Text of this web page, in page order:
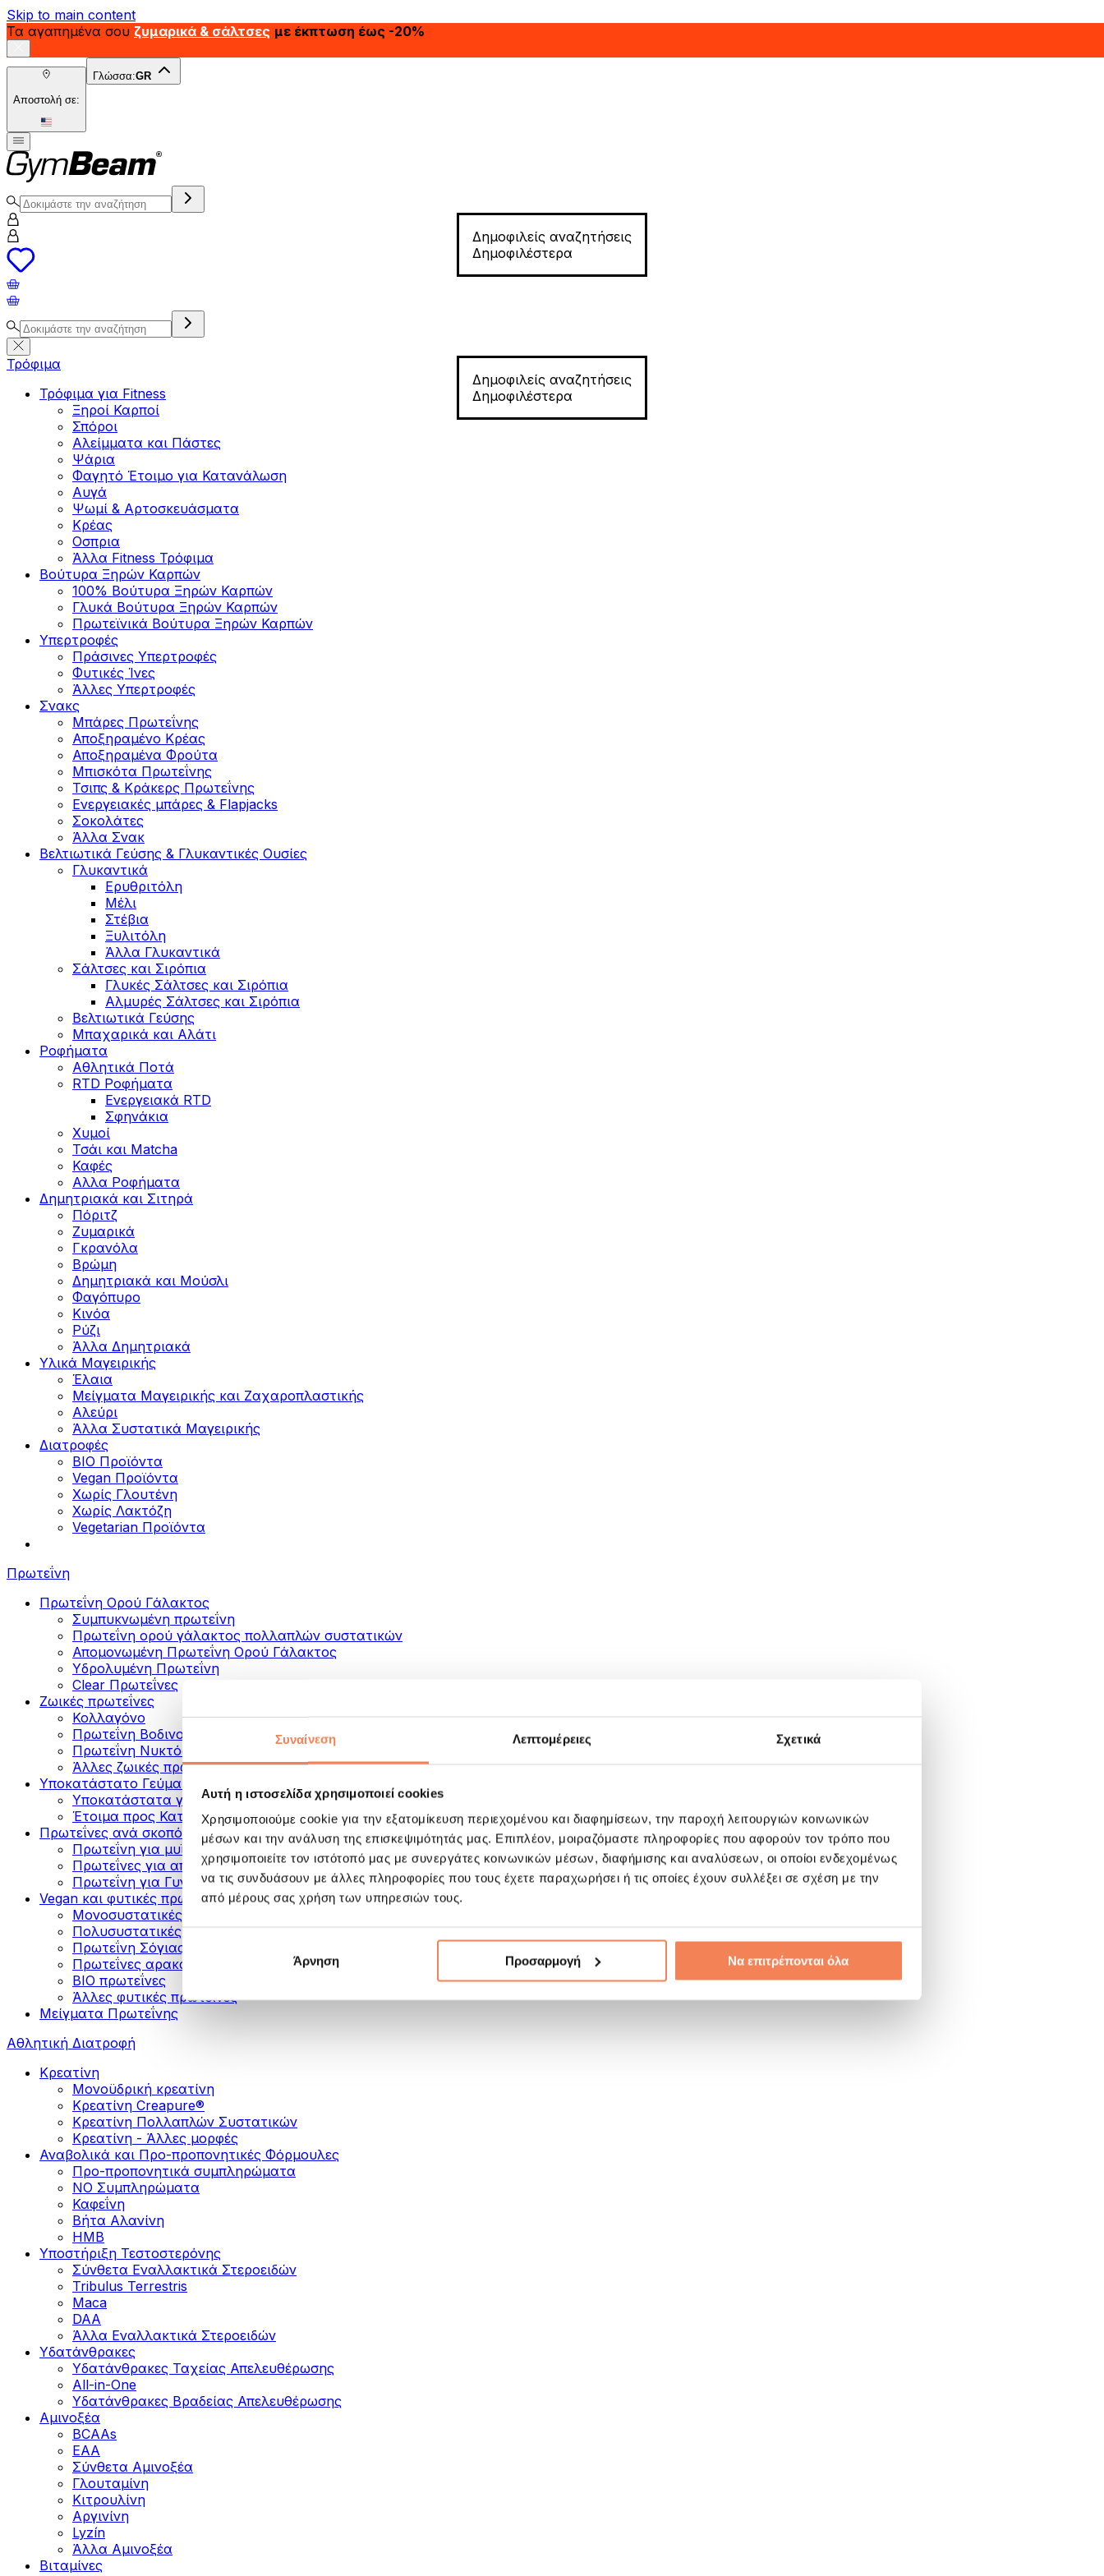
Συναίνεση Λεπτομέρειες Σχετικά
Αυτή η ιστοσελίδα χρησιμοποιεί cookies
Χρησιμοποιούμε cookie για την εξατομίκευση περιεχομένου και διαφημίσεων, την παροχή λειτουργιών κοινωνικών
μέσων και την ανάλυση της επισκεψιμότητάς μας. Επιπλέον, μοιραζόμαστε πληροφορίες που αφορούν τον τρόπο που
χρησιμοποιείτε τον ιστότοπό μας με συνεργάτες κοινωνικών μέσων, διαφήμισης και αναλύσεων, οι οποίοι ενδεχομένως
να τις συνδυάσουν με άλλες πληροφορίες που τους έχετε παραχωρήσει ή τις οποίες έχουν συλλέξει σε σχέση με την
από μέρους σας χρήση των υπηρεσιών τους.
Άρνηση Προσαρμογή Να επιτρέπονται όλα
Skip to main content
Τα αγαπημένα σου ζυμαρικά & σάλτσες με έκπτωση έως -20%
Αποστολή σε:
Γλώσσα:GR
Δημοφιλείς αναζητήσεις
Δημοφιλέστερα
Δημοφιλείς αναζητήσεις
Δημοφιλέστερα
Τρόφιμα
Τρόφιμα για Fitness
Ξηροί Καρποί
Σπόροι
Αλείμματα και Πάστες
Ψάρια
Φαγητό Έτοιμο για Κατανάλωση
Αυγά
Ψωμί & Αρτοσκευάσματα
Κρέας
Οσπρια
Άλλα Fitness Τρόφιμα
Βούτυρα Ξηρών Καρπών
100% Βούτυρα Ξηρών Καρπών
Γλυκά Βούτυρα Ξηρών Καρπών
Πρωτεϊνικά Βούτυρα Ξηρών Καρπών
Υπερτροφές
Πράσινες Υπερτροφές
Φυτικές Ίνες
Άλλες Υπερτροφές
Σνακς
Μπάρες Πρωτεΐνης
Αποξηραμένο Κρέας
Αποξηραμένα Φρούτα
Μπισκότα Πρωτεΐνης
Τσιπς & Kράκερς Πρωτεΐνης
Ενεργειακές μπάρες & Flapjacks
Σοκολάτες
Άλλα Σνακ
Βελτιωτικά Γεύσης & Γλυκαντικές Ουσίες
Γλυκαντικά
Ερυθριτόλη
Μέλι
Στέβια
Ξυλιτόλη
Άλλα Γλυκαντικά
Σάλτσες και Σιρόπια
Γλυκές Σάλτσες και Σιρόπια
Αλμυρές Σάλτσες και Σιρόπια
Bελτιωτικά Γεύσης
Μπαχαρικά και Αλάτι
Ροφήματα
Αθλητικά Ποτά
RTD Ροφήματα
Ενεργειακά RTD
Σφηνάκια
Χυμοί
Τσάι και Matcha
Καφές
Αλλα Ροφήματα
Δημητριακά και Σιτηρά
Πόριτζ
Ζυμαρικά
Γκρανόλα
Βρώμη
Δημητριακά και Μούσλι
Φαγόπυρο
Κινόα
Ρύζι
Άλλα Δημητριακά
Υλικά Μαγειρικής
Έλαια
Μείγματα Μαγειρικής και Ζαχαροπλαστικής
Αλεύρι
Άλλα Συστατικά Μαγειρικής
Διατροφές
BIO Προϊόντα
Vegan Προϊόντα
Χωρίς Γλουτένη
Χωρίς Λακτόζη
Vegetarian Προϊόντα
Πρωτεΐνη
Πρωτεΐνη Ορού Γάλακτος
Συμπυκνωμένη πρωτεΐνη
Πρωτεΐνη ορού γάλακτος πολλαπλών συστατικών
Απομονωμένη Πρωτεΐνη Ορού Γάλακτος
Υδρολυμένη Πρωτεΐνη
Clear Πρωτεΐνες
Ζωικές πρωτεΐνες
Κολλαγόνο
Πρωτεΐνη Βοδινού
Πρωτεΐνη Νυκτός
Άλλες ζωικές πρωτεΐνες
Υποκατάστατο Γεύματος
Υποκατάστατα γεύματος σε σκόνη
Έτοιμα προς Κατανάλωση Πρωτεϊνικά Ροφήματα
Πρωτεΐνες ανά σκοπό
Πρωτεΐνη για μυϊκή ανάπτυξη
Πρωτεΐνες για απώλεια βάρους
Πρωτεΐνη για Γυναίκες
Vegan και φυτικές πρωτεΐνες
Μονοσυστατικές Φυτικές Πρωτεΐνες
Πολυσυστατικές Φυτικές Πρωτεΐνες
Πρωτεΐνη Σόγιας
Πρωτεΐνες αρακά
ΒIO πρωτεΐνες
Άλλες φυτικές πρωτεΐνες
Μείγματα Πρωτεΐνης
Αθλητική Διατροφή
Κρεατίνη
Μονοϋδρική κρεατίνη
Κρεατίνη Creapure®
Κρεατίνη Πολλαπλών Συστατικών
Κρεατίνη - Άλλες μορφές
Αναβολικά και Προ-προπονητικές Φόρμουλες
Προ-προπονητικά συμπληρώματα
ΝΟ Συμπληρώματα
Καφεΐνη
Βήτα Αλανίνη
HMB
Υποστήριξη Τεστοστερόνης
Σύνθετα Εναλλακτικά Στεροειδών
Tribulus Terrestris
Maca
DAA
Άλλα Εναλλακτικά Στεροειδών
Υδατάνθρακες
Υδατάνθρακες Ταχείας Απελευθέρωσης
All-in-One
Υδατάνθρακες Βραδείας Απελευθέρωσης
Αμινοξέα
BCAAs
EAA
Σύνθετα Αμινοξέα
Γλουταμίνη
Κιτρουλίνη
Αργινίνη
Lyzín
Άλλα Αμινοξέα
Βιταμίνες